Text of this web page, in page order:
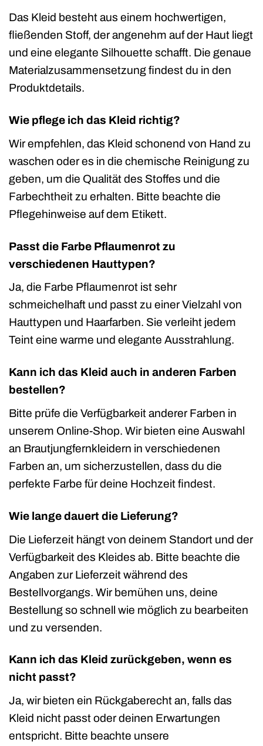
Das Kleid besteht aus einem hochwertigen,
fließenden Stoff, der angenehm auf der Haut liegt
und eine elegante Silhouette schafft. Die genaue
Materialzusammensetzung findest du in den
Produktdetails.
Wie pflege ich das Kleid richtig?
Wir empfehlen, das Kleid schonend von Hand zu
waschen oder es in die chemische Reinigung zu
geben, um die Qualität des Stoffes und die
Farbechtheit zu erhalten. Bitte beachte die
Pflegehinweise auf dem Etikett.
Passt die Farbe Pflaumenrot zu
verschiedenen Hauttypen?
Ja, die Farbe Pflaumenrot ist sehr
schmeichelhaft und passt zu einer Vielzahl von
Hauttypen und Haarfarben. Sie verleiht jedem
Teint eine warme und elegante Ausstrahlung.
Kann ich das Kleid auch in anderen Farben
bestellen?
Bitte prüfe die Verfügbarkeit anderer Farben in
unserem Online-Shop. Wir bieten eine Auswahl
an Brautjungfernkleidern in verschiedenen
Farben an, um sicherzustellen, dass du die
perfekte Farbe für deine Hochzeit findest.
Wie lange dauert die Lieferung?
Die Lieferzeit hängt von deinem Standort und der
Verfügbarkeit des Kleides ab. Bitte beachte die
Angaben zur Lieferzeit während des
Bestellvorgangs. Wir bemühen uns, deine
Bestellung so schnell wie möglich zu bearbeiten
und zu versenden.
Kann ich das Kleid zurückgeben, wenn es
nicht passt?
Ja, wir bieten ein Rückgaberecht an, falls das
Kleid nicht passt oder deinen Erwartungen
entspricht. Bitte beachte unsere